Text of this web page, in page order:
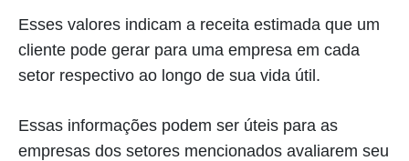
Esses valores indicam a receita estimada que um
cliente pode gerar para uma empresa em cada
setor respectivo ao longo de sua vida útil.
Essas informações podem ser úteis para as
empresas dos setores mencionados avaliarem seu